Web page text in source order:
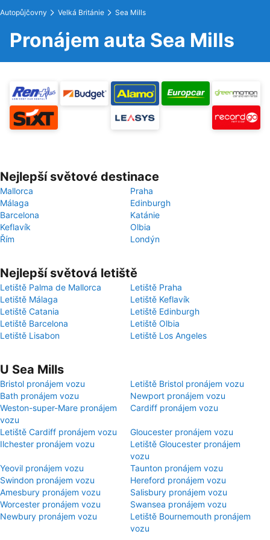
Autopůjčovny Velká Británie Sea Mills
Pronájem auta Sea Mills
Nejlepší světové destinace
Mallorca
Praha
Málaga
Edinburgh
Barcelona
Katánie
Keflavík
Olbia
Řím
Londýn
Nejlepší světová letiště
Letiště Palma de Mallorca
Letiště Praha
Letiště Málaga
Letiště Keflavík
Letiště Catania
Letiště Edinburgh
Letiště Barcelona
Letiště Olbia
Letiště Lisabon
Letiště Los Angeles
U Sea Mills
Bristol pronájem vozu
Letiště Bristol pronájem vozu
Bath pronájem vozu
Newport pronájem vozu
Weston-super-Mare pronájem
vozu
Cardiff pronájem vozu
Letiště Cardiff pronájem vozu
Gloucester pronájem vozu
Ilchester pronájem vozu
Letiště Gloucester pronájem
vozu
Yeovil pronájem vozu
Taunton pronájem vozu
Swindon pronájem vozu
Hereford pronájem vozu
Amesbury pronájem vozu
Salisbury pronájem vozu
Worcester pronájem vozu
Swansea pronájem vozu
Newbury pronájem vozu
Letiště Bournemouth pronájem
vozu